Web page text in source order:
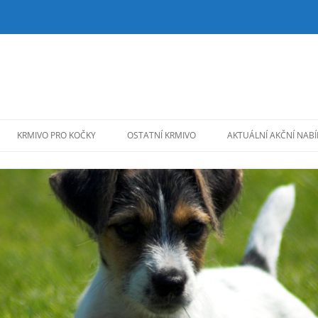
KRMIVO PRO KOČKY OSTATNÍ KRMIVO AKTUÁLNÍ AKČNÍ